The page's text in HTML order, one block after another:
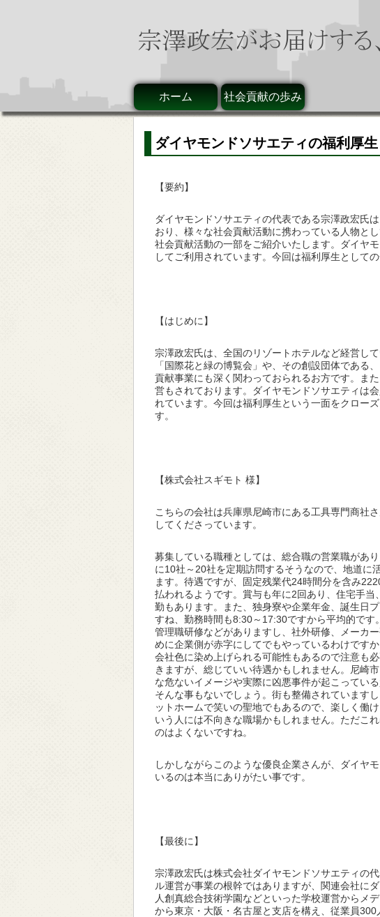
ホーム 社会貢献の歩み
ダイヤモンドソサエティの福利厚生
【要約】
ダイヤモンドソサエティの代表である宗澤政宏氏
おり、様々な社会貢献活動に携わっている人物と
社会貢献活動の一部をご紹介いたします。ダイヤ
してご利用されています。今回は福利厚生として
【はじめに】
宗澤政宏氏は、全国のリゾートホテルなど経営し
「国際花と緑の博覧会」や、その創設団体である
貢献事業にも深く関わっておられるお方です。ま
営もされております。ダイヤモンドソサエティは
れています。今回は福利厚生という一面をクロー
す。
【株式会社スギモト 様】
こちらの会社は兵庫県尼崎市にある工具専門商社
してくださっています。
募集している職種としては、総合職の営業職があ
に10社～20社を定期訪問するそうなので、地道に
ます。待遇ですが、固定残業代24時間分を含み
払われるようです。賞与も年に2回あり、住宅手
勤もあります。また、独身寮や企業年金、誕生日
すね、勤務時間も8:30～17:30ですから平均的です
管理職研修などがありますし、社外研修、メーカ
めに企業側が赤字にしてでもやっているわけです
会社色に染め上げられる可能性もあるので注意も
きますが、総じていい待遇かもしれません。尼崎
な危ないイメージや実際に凶悪事件が起こってい
そんな事もないでしょう。街も整備されています
ットホームで笑いの聖地でもあるので、楽しく働
いう人には不向きな職場かもしれません。ただこ
のはよくないですね。
しかしながらこのような優良企業さんが、ダイヤ
いるのは本当にありがたい事です。
【最後に】
宗澤政宏氏は株式会社ダイヤモンドソサエティの
ル運営が事業の根幹ではありますが、関連会社に
人創真総合技術学園などといった学校運営からメ
から東京・大阪・名古屋と支店を構え、従業員